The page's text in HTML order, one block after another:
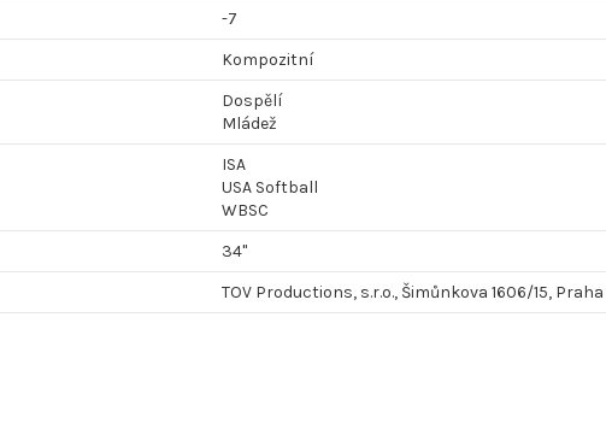
-7
Kompozitní
Dospělí
Mládež
ISA
USA Softball
WBSC
34"
TOV Productions, s.r.o., Šimůnkova 1606/15,